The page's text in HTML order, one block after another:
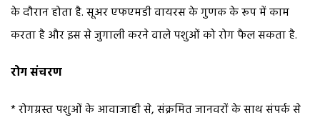
के दौरान होता है. सूअर एफएमडी वायरस के गुणक के रूप में काम
करता है और इस से जुगाली करने वाले पशुओं को रोग फैल सकता है.
रोग संचरण
* रोगग्रस्त पशुओं के आवाजाही से, संक्रमित जानवरों के साथ संपर्क से